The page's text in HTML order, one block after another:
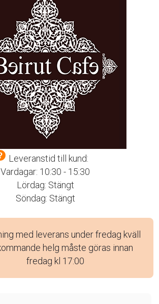
Leveranstid till kund:
Vardagar: 10:30 - 15:30
Lördag: Stängt
Söndag: Stängt
med leverans under fredag kväll
helg måste göras innan
fredag kl 17:00